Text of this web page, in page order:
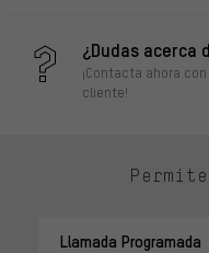
¿Dudas acerca
¡Contacta ahora
cliente!
Llamada Programada